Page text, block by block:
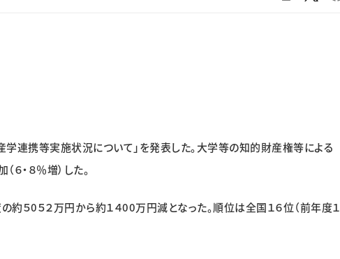
学連携等実施状況について」を発表した。大学等の知的財産権等による
６・８％増）した。
５0５２万円から約１４00万円減となった。順位は全国１６位（前年度１